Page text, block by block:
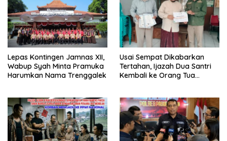
Lepas Kontingen Jamnas XII,
Wabup Syah Minta Pramuka
Harumkan Nama Trenggalek
Usai Sempat Dikabarkan
Tertahan, Ijazah Dua Santri
Kembali ke Orang Tua